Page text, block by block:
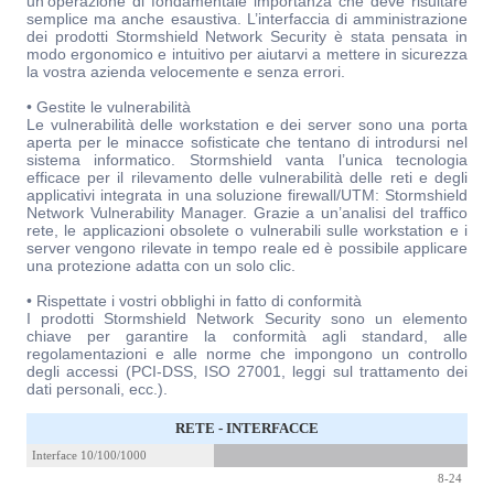
semplice ma anche esaustiva. L’interfaccia di amministrazione
dei prodotti Stormshield Network Security è stata pensata in
modo ergonomico e intuitivo per aiutarvi a mettere in sicurezza
la vostra azienda velocemente e senza errori.
• Gestite le vulnerabilità
Le vulnerabilità delle workstation e dei server sono una porta
aperta per le minacce sofisticate che tentano di introdursi nel
sistema informatico. Stormshield vanta l’unica tecnologia
efficace per il rilevamento delle vulnerabilità delle reti e degli
applicativi integrata in una soluzione firewall/UTM: Stormshield
Network Vulnerability Manager. Grazie a un’analisi del traffico
rete, le applicazioni obsolete o vulnerabili sulle workstation e i
server vengono rilevate in tempo reale ed è possibile applicare
una protezione adatta con un solo clic.
• Rispettate i vostri obblighi in fatto di conformità
I prodotti Stormshield Network Security sono un elemento
chiave per garantire la conformità agli standard, alle
regolamentazioni e alle norme che impongono un controllo
degli accessi (PCI-DSS, ISO 27001, leggi sul trattamento dei
dati personali, ecc.).
RETE - INTERFACCE
Interface 10/100/1000
8-24